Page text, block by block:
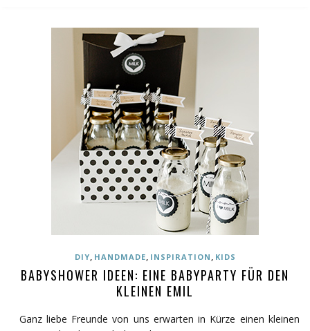
DIY, HANDMADE, INSPIRATION , KIDS
BABYSHOWER IDEEN: EINE BABYPARTY FÜR DEN
KLEINEN EMIL
Ganz liebe Freunde von uns erwarten in Kürze einen kleinen